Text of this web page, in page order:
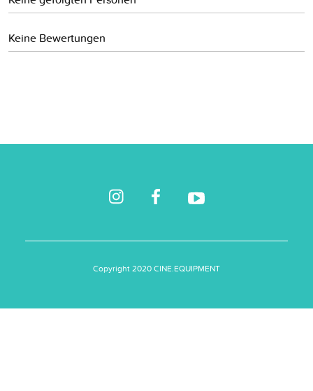
Keine Bewertungen
Copyright 2020 CINE.EQUIPMENT